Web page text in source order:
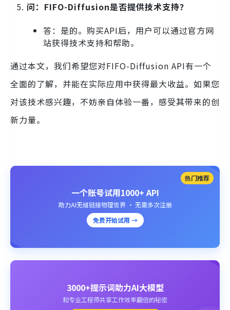
问：FIFO-Diffusion是否提供技术支持？
答：是的。购买API后，用户可以通过官方网
站获得技术支持和帮助。
通过本文，我们希望您对FIFO-Diffusion API有一个
全面的了解，并能在实际应用中获得最大收益。如果您
对该技术感兴趣，不妨亲自体验一番，感受其带来的创
新力量。
热门推荐
一个账号试用1000+ API
助力AI无缝链接物理世界 · 无需多次注册
免费开始试用 →
3000+提示词助力AI大模型
和专业工程师共享工作效率翻倍的秘密